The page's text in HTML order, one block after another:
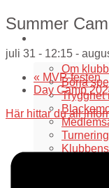
Om
Börja
Trygghet
Summer
juli 31 - 12:15 -
« MVP-festen
Day Camp
Här hittar du all